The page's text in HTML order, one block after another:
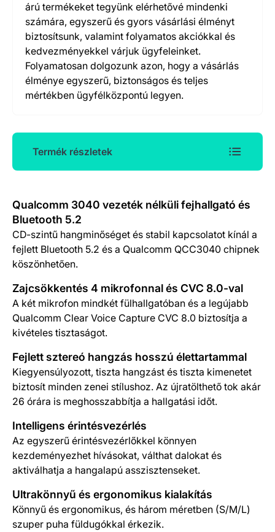
árú termékeket tegyünk elérhetővé mindenki
számára, egyszerű és gyors vásárlási élményt
biztosítsunk, valamint folyamatos akciókkal és
kedvezményekkel várjuk ügyfeleinket.
Folyamatosan dolgozunk azon, hogy a vásárlás
élménye egyszerű, biztonságos és teljes
mértékben ügyfélközpontú legyen.
Termék részletek
Termék részletek
Qualcomm 3040 vezeték nélküli fejhallgató és
Bluetooth 5.2
CD-szintű hangminőséget és stabil kapcsolatot kínál a
fejlett Bluetooth 5.2 és a Qualcomm QCC3040 chipnek
köszönhetően.
Zajcsökkentés 4 mikrofonnal és CVC 8.0-val
A két mikrofon mindkét fülhallgatóban és a legújabb
Qualcomm Clear Voice Capture CVC 8.0 biztosítja a
kivételes tisztaságot.
Fejlett sztereó hangzás hosszú élettartammal
Kiegyensúlyozott, tiszta hangzást és tiszta kimenetet
biztosít minden zenei stílushoz. Az újratölthető tok akár
26 órára is meghosszabbítja a hallgatási időt.
Intelligens érintésvezérlés
Az egyszerű érintésvezérlőkkel könnyen
kezdeményezhet hívásokat, válthat dalokat és
aktiválhatja a hangalapú asszisztenseket.
Ultrakönnyű és ergonomikus kialakítás
Könnyű és ergonomikus, és három méretben (S/M/L)
szuper puha füldugókkal érkezik.